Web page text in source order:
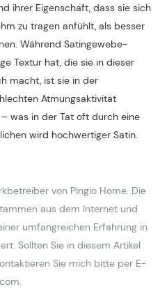
ihrer Eigenschaft, dass sie sich
zu tragen anfühlt, als besser
Während Satingewebe-
Textur hat, die sie in dieser
macht, ist sie in der
Atmungsaktivität
was in der Tat oft durch eine
wird hochwertiger Satin.
von Pingio Home. Die
aus dem Internet und
umfangreichen Erfahrung in
Sollten Sie in diesem Artikel
Sie mich bitte per E-